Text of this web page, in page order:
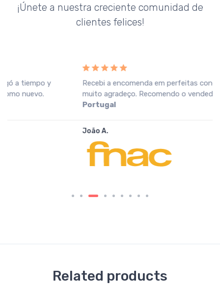
¡Únete a nuestra creciente comunidad de
clientes felices!
Recebi a encomenda em perfeitas condições, o que
muito agradeço. Recomendo o vendedor.Fnac
Related products